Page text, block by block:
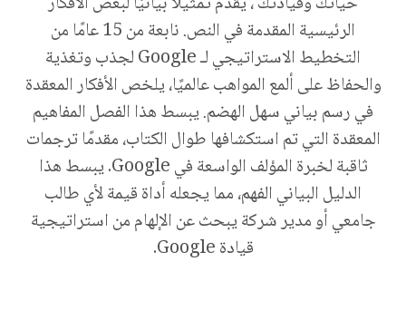
الرئيسية المقدمة في النص. نابعة من 15 عامًا من
التخطيط الاستراتيجي لـ Google لجذب وتغذية
والحفاظ على ألمع المواهب عالميًا، يلخص الأفكار المعقدة
في رسم بياني سهل الهضم. يبسط هذا الفصل المفاهيم
المعقدة التي تم استكشافها طوال الكتاب، مقدمًا ترجمات
ثاقبة لخبرة المؤلف الواسعة في Google. يبسط هذا
الدليل البياني الفهم، مما يجعله أداة قيمة لأي طالب
جامعي أو مدير شركة يبحث عن الإلهام من استراتيجية
قيادة Google.